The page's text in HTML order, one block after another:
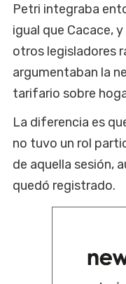
Petri integraba
igual que Cacace,
otros legisladores
argumentaban la
tarifario sobre
La diferencia es
no tuvo un rol
de aquella sesión,
quedó registrado.